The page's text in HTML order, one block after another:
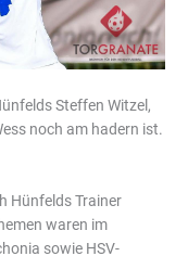
Steffen Witzel,
noch am hadern ist.
Hünfelds Trainer
waren im
sowie HSV-